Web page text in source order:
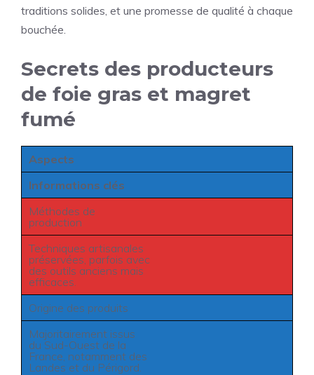
traditions solides, et une promesse de qualité à chaque
bouchée.
Secrets des producteurs
de foie gras et magret
fumé
Aspects
Informations clés
Méthodes de
production
Techniques artisanales
préservées, parfois avec
des outils anciens mais
efficaces.
Origine des produits
Majoritairement issus
du Sud-Ouest de la
France, notamment des
Landes et du Périgord.